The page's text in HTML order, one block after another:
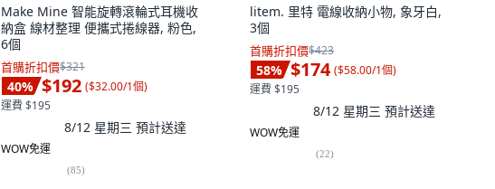
Make Mine 智能旋轉滾輪式耳機收
納盒 線材整理 便攜式捲線器, 粉色,
6個
首購折扣價$321
40% $192 ($32.00/1個)
運費 $195
8/12 星期三 預計送達
WOW免運
(85)
litem. 里特 電線收納小物, 象牙白,
3個
首購折扣價$423
58% $174 ($58.00/1個)
運費 $195
8/12 星期三 預計送達
WOW免運
(22)